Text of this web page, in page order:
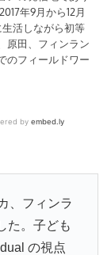
、フィンラ
た。子ども
の視点